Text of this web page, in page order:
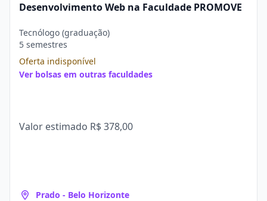
Desenvolvimento Web na Faculdade PROMOVE
Tecnólogo (graduação)
5 semestres
Oferta indisponível
Ver bolsas em outras faculdades
Valor estimado R$ 378,00
Prado - Belo Horizonte